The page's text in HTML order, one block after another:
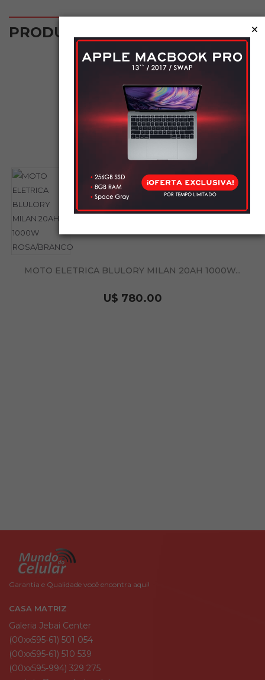
PRODUTOS RELACIONADOS
NOVO
MOTO ELETRICA BLULORY MILAN 20AH 1000W...
U$ 780.00
Garantia e Qualidade você encontra aqui!
CASA MATRIZ
Galeria Jebai Center
(00xx595-61) 501 054
(00xx595-61) 510 539
(00xx595-994) 329 275
×